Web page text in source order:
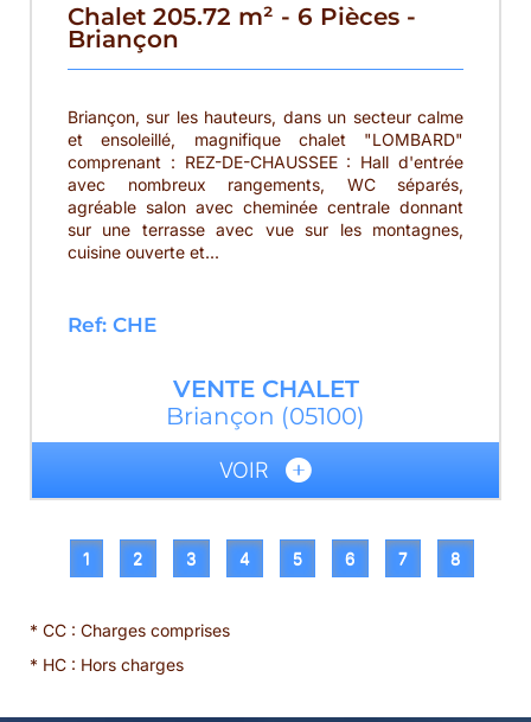
Chalet 205.72 m² - 6 Pièces -
Briançon
Briançon, sur les hauteurs, dans un secteur calme
et ensoleillé, magnifique chalet "LOMBARD"
comprenant : REZ-DE-CHAUSSEE : Hall d'entrée
avec nombreux rangements, WC séparés,
agréable salon avec cheminée centrale donnant
sur une terrasse avec vue sur les montagnes,
cuisine ouverte et...
Ref: CHE
VENTE CHALET
Briançon (05100)
VOIR
1 2 3 4 5 6 7 8
* CC : Charges comprises
* HC : Hors charges